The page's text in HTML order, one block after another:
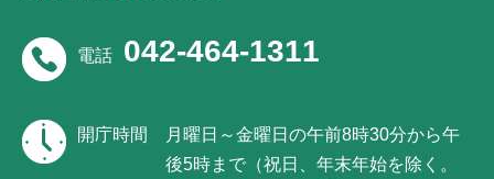
電話 042-464-1311
開庁時間
月曜日～金曜日の午前8時30分から午
後5時まで（祝日、年末年始を除く。